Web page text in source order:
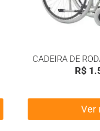
CADEIRA DE
R$
Ver